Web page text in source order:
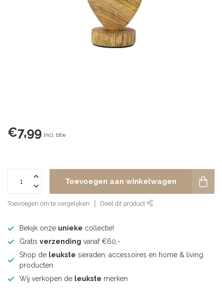
€7,99 Incl. btw
Toevoegen aan winkelwagen
Toevoegen om te vergelijken Deel dit product
Bekijk onze unieke collectie!
Gratis verzending vanaf €60,-
Shop de leukste sieraden, accessoires en home & living
producten
Wij verkopen de leukste merken